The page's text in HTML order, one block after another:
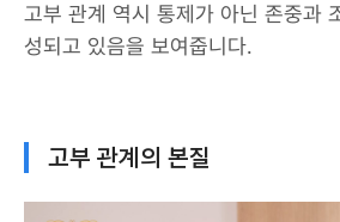
고부 관계 역시 통제가 아닌 존중과
성되고 있음을 보여줍니다.
고부 관계의 본질